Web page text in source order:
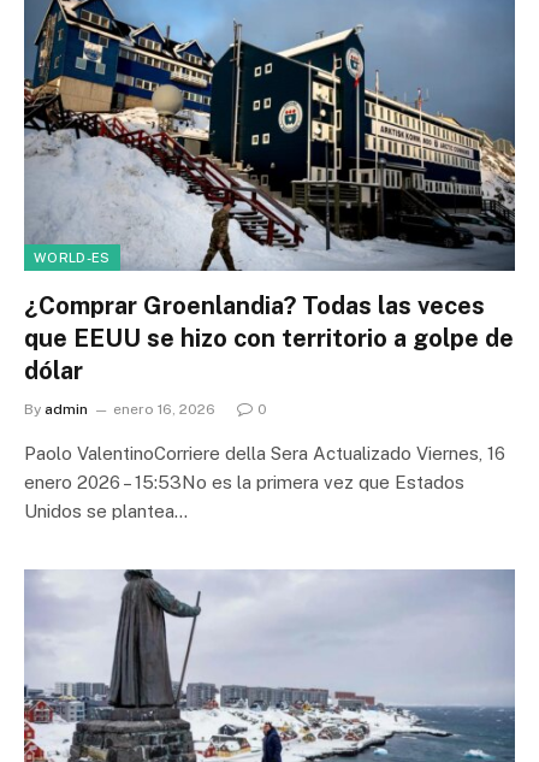
WORLD-ES
¿Comprar Groenlandia? Todas las veces
que EEUU se hizo con territorio a golpe de
dólar
By admin enero 16, 2026 0
Paolo ValentinoCorriere della Sera Actualizado Viernes, 16
enero 2026 – 15:53No es la primera vez que Estados
Unidos se plantea…